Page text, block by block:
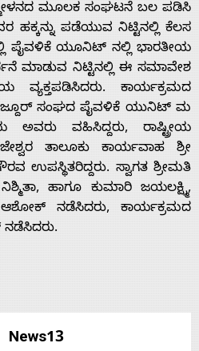
ಮೂಲಕ ಸಂಘಟನೆ ಬಲ ಪಡಿಸಿ
ಹಕ್ಕನ್ನು ಪಡೆಯುವ ನಿಟ್ಟಿನಲ್ಲಿ ಕೆಲಸ
ಪೈವಳಿಕೆ ಯೂನಿಟ್ ನಲ್ಲಿ ಭಾರತೀಯ
ಮಾಡುವ ನಿಟ್ಟಿನಲ್ಲಿ ಈ ಸಮಾವೇಶ
ವ್ಯಕ್ತಪಡಿಸಿದರು‌. ಕಾರ್ಯಕ್ರಮದ
ಸಂಘದ ಪೈವಳಿಕೆ ಯುನಿಟ್ ಮ
ಅವರು ವಹಿಸಿದ್ದರು, ರಾಷ್ಟ್ರೀಯ
ತಾಲೂಕು ಕಾರ್ಯವಾಹ ಶ್ರೀ
ಉಪಸ್ಥಿತರಿದ್ದರು. ಸ್ವಾಗತ ಶ್ರೀಮತಿ
ಹಾಗೂ ಕುಮಾರಿ ಜಯಲಕ್ಷ್ಮಿ,
ಆಶೋಕ್ ನಡೆಸಿದರು, ಕಾರ್ಯಕ್ರಮದ
News13